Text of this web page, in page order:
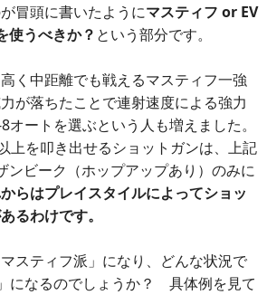
冒頭に書いたようにマスティフ or EV
使うべきか？ という部分です。
く中距離でも戦えるマスティフ一強
が落ちたことで連射速度による強力
オートを選ぶという人も増えました。
上を叩き出せるショットガンは、上記
ンビーク（ホップアップあり）のみに
らはプレイスタイルによってショッ
るわけです。
スティフ派」になり、どんな状況で
になるのでしょうか？ 具体例を見て